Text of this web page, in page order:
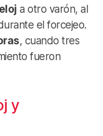
a otro varón, al
el forcejeo.
, cuando tres
fueron
y